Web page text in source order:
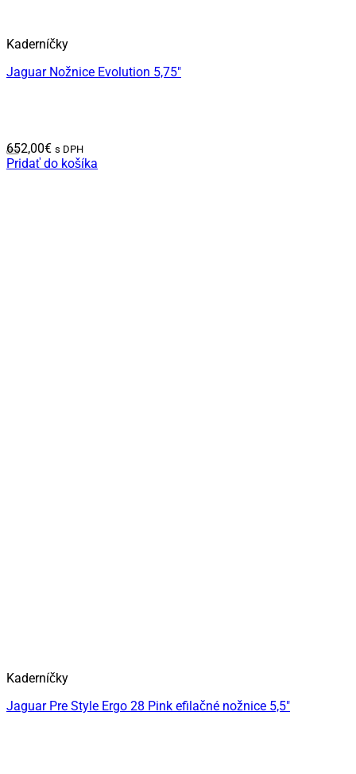
Kaderníčky
Jaguar Nožnice Evolution 5,75″
652,00€ s DPH
Pridať do košíka
Kaderníčky
Jaguar Pre Style Ergo 28 Pink efilačné nožnice 5,5″